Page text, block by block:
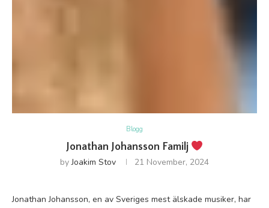
Blogg
Jonathan Johansson Familj
byJoakim Stov 21 November, 2024
Jonathan Johansson, en av Sveriges mest älskade musiker, har